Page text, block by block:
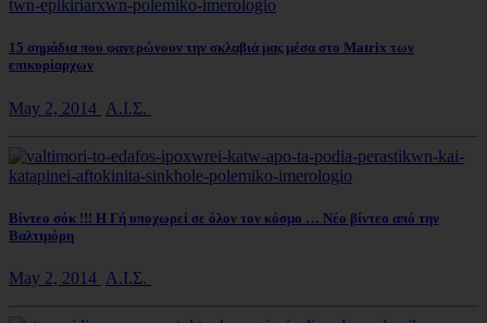
15 σημάδια που φανερώνουν την σκλαβιά μας μέσα στο Matrix των
επικυρίαρχων
May 2, 2014 Α.Ι.Σ.
Βίντεο σόκ !!! Η Γή υποχωρεί σε όλον τον κόσμο … Νέο βίντεο από την
Βαλτιμόρη
May 2, 2014 Α.Ι.Σ.